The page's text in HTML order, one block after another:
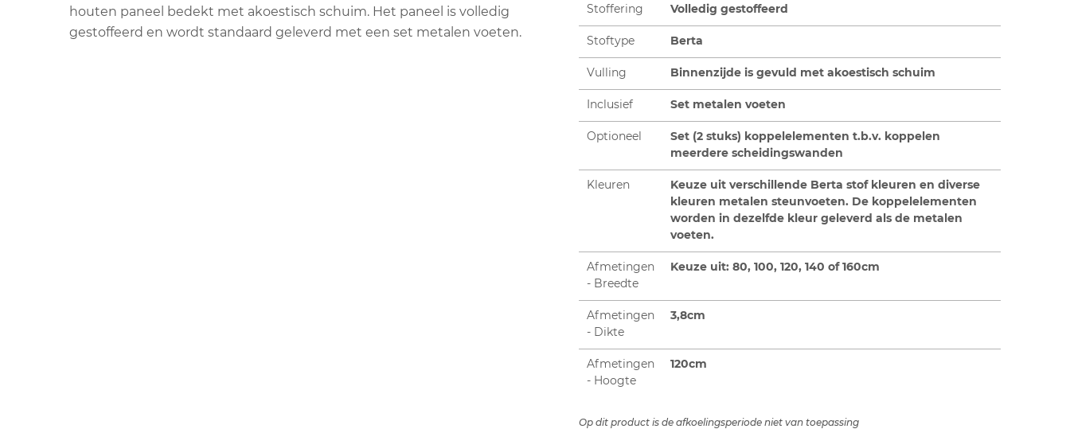
houten paneel bedekt met akoestisch schuim. Het paneel is volledig
gestoffeerd en wordt standaard geleverd met een set metalen voeten.
Stoffering Volledig gestoffeerd
Stoftype Berta
Vulling Binnenzijde is gevuld met akoestisch schuim
Inclusief Set metalen voeten
Optioneel
Set (2 stuks) koppelelementen t.b.v. koppelen
meerdere scheidingswanden
Kleuren
Keuze uit verschillende Berta stof kleuren en diverse
kleuren metalen steunvoeten. De koppelelementen
worden in dezelfde kleur geleverd als de metalen
voeten.
Afmetingen
- Breedte
Keuze uit: 80, 100, 120, 140 of 160cm
Afmetingen
- Dikte
3,8cm
Afmetingen
- Hoogte
120cm
Op dit product is de afkoelingsperiode niet van toepassing